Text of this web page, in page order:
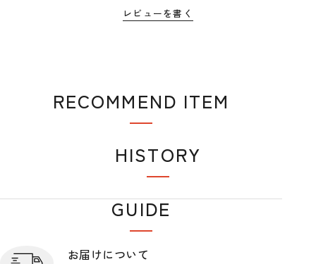
レビューを書く
RECOMMEND ITEM
HISTORY
GUIDE
お届けについて